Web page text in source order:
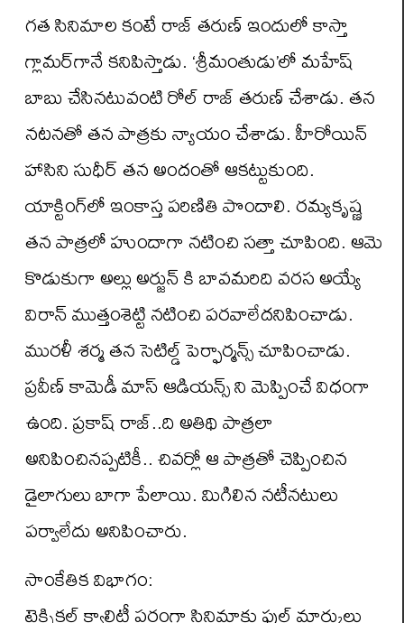
గ‌త సినిమాల కంటే రాజ్ తరుణ్ ఇందులో కాస్తా
గ్లామ‌ర్‌గానే క‌నిపిస్తాడు. ‘శ్రీమంతుడు’లో మహేష్
బాబు చేసినటువంటి రోల్ రాజ్ త‌రుణ్ చేశాడు. త‌న
న‌ట‌న‌తో త‌న పాత్ర‌కు న్యాయం చేశాడు. హీరోయిన్
హాసిని సుధీర్ తన అందంతో ఆకట్టుకుంది.
యాక్టింగ్‌లో ఇంకాస్త ప‌రిణితి పొందాలి. రమ్యకృష్ణ
త‌న పాత్ర‌లో హుందాగా న‌టించి స‌త్తా చూపింది. ఆమె
కొడుకుగా అల్లు అర్జున్ కి బావమరిది వరస అయ్యే
విరాన్ ముత్తంశెట్టి నటించి ప‌ర‌వాలేద‌నిపించాడు.
మురళీ శర్మ తన సెటిల్డ్ పెర్ఫార్మన్స్ చూపించాడు.
ప్రవీణ్ కామెడీ మాస్ ఆడియన్స్ ని మెప్పించే విధంగా
ఉంది. ప్రకాష్ రాజ్..ది అతిథి పాత్రలా
అనిపించినప్పటికీ.. చివర్లో ఆ పాత్రతో చెప్పించిన
డైలాగులు బాగా పేలాయి. మిగిలిన నటీనటులు
పర్వాలేదు అనిపించారు.
సాంకేతిక విభాగం:
టెక్నిక‌ల్ క్వాలిటీ ప‌రంగా సినిమాకు ఫుల్ మార్కులు